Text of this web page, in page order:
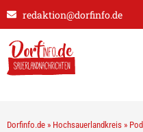
redaktion@dorfinfo.de
Dorfinfo.de » Hochsauerlandkreis »